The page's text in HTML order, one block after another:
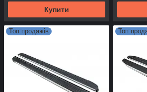
Купити
Топ продажів Топ